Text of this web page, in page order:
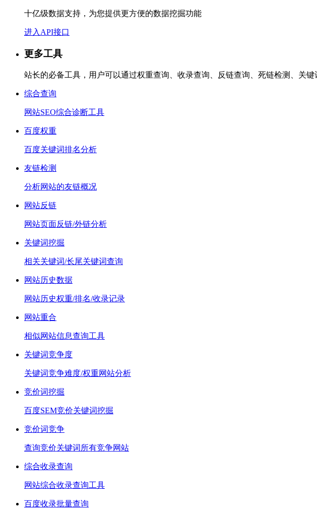
十亿级数据支持，为您提供更方便的数据挖掘功能
进入API接口
更多工具
站长的必备工具，用户可以通过权重查询、收录查询、反链查询、死链检测、关
综合查询
网站SEO综合诊断工具
百度权重
百度关键词排名分析
友链检测
分析网站的友链概况
网站反链
网站页面反链/外链分析
关键词挖掘
相关关键词/长尾关键词查询
网站历史数据
网站历史权重/排名/收录记录
网站重合
相似网站信息查询工具
关键词竞争度
关键词竞争难度/权重网站分析
竞价词挖掘
百度SEM竞价关键词挖掘
竞价词竞争
查询竞价关键词所有竞争网站
综合收录查询
网站综合收录查询工具
百度收录批量查询